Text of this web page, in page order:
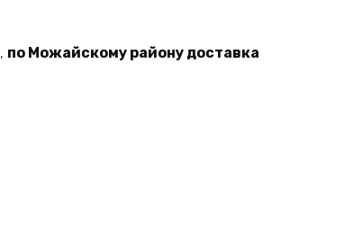
, по Можайскому району доставка